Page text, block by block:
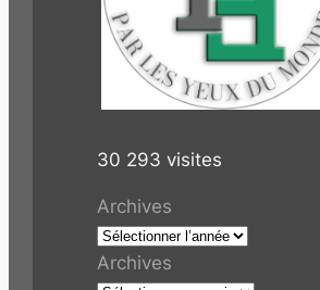
30 293 visites
Archives
Archives